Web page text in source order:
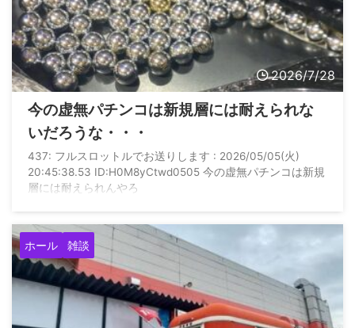
2026/7/28
今の虚無パチンコは新規層には耐えられな
いだろうな・・・
437: フルスロットルでお送りします : 2026/05/05(火)
20:45:38.53 ID:H0M8yCtwd0505 今の虚無パチンコは新規
層には耐えられんやろ
ホール 雑談